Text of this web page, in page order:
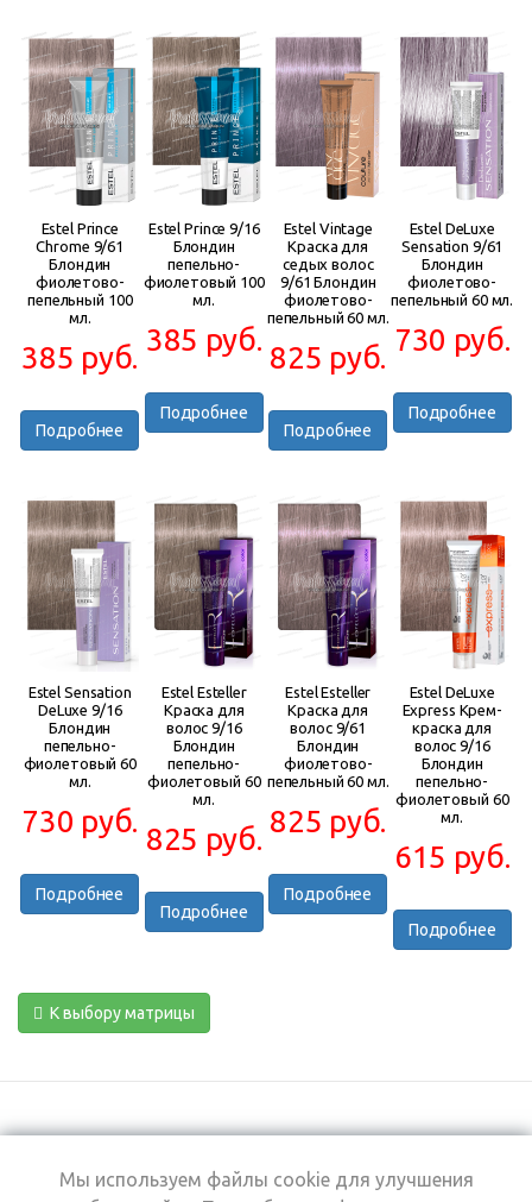
Estel Prince
Chrome 9/61
Блондин
фиолетово-
пепельный 100
мл.
385 руб.
Подробнее
Estel Prince 9/16
Блондин
пепельно-
фиолетовый 100
мл.
385 руб.
Подробнее
Estel Vintage
Краска для
седых волос
9/61 Блондин
фиолетово-
пепельный 60 мл.
825 руб.
Подробнее
Estel DeLuxe
Sensation 9/61
Блондин
фиолетово-
пепельный 60 мл.
730 руб.
Подробнее
Estel Sensation
DeLuxe 9/16
Блондин
пепельно-
фиолетовый 60
мл.
730 руб.
Подробнее
Estel Esteller
Краска для
волос 9/16
Блондин
пепельно-
фиолетовый 60
мл.
825 руб.
Подробнее
Estel Esteller
Краска для
волос 9/61
Блондин
фиолетово-
пепельный 60 мл.
825 руб.
Подробнее
Estel DeLuxe
Express Крем-
краска для
волос 9/16
Блондин
пепельно-
фиолетовый 60
мл.
615 руб.
Подробнее
К выбору матрицы
+7 (495) 969-0950
Мы используем файлы cookie для улучшения